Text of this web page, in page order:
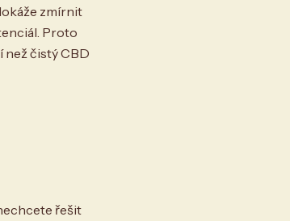
zmírnit
Proto
než čistý CBD
řešit